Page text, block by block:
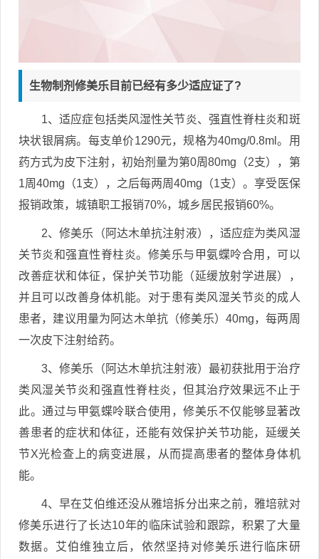
生物制剂修美乐目前已经有多少适应证了?
1、适应症包括类风湿性关节炎、强直性脊柱炎和斑
块状银屑病。每支单价1290元，规格为40mg/0.8ml。用
药方式为皮下注射，初始剂量为第0周80mg（2支），第
1周40mg（1支），之后每两周40mg（1支）。享受医保
报销政策，城镇职工报销70%，城乡居民报销60%。
2、修美乐（阿达木单抗注射液），适应症为类风湿
关节炎和强直性脊柱炎。修美乐与甲氨蝶呤合用，可以
改善症状和体征，保护关节功能（延缓放射学进展），
并且可以改善身体机能。对于患有类风湿关节炎的成人
患者，建议用量为阿达木单抗（修美乐）40mg，每两周
一次皮下注射给药。
3、修美乐（阿达木单抗注射液）最初获批用于治疗
类风湿关节炎和强直性脊柱炎，但其治疗效果远不止于
此。通过与甲氨蝶呤联合使用，修美乐不仅能够显著改
善患者的症状和体征，还能有效保护关节功能，延缓关
节X光检查上的病变进展，从而提高患者的整体身体机
能。
4、早在艾伯维还没从雅培拆分出来之前，雅培就对
修美乐进行了长达10年的临床试验和跟踪，积累了大量
数据。艾伯维独立后，依然坚持对修美乐进行临床研